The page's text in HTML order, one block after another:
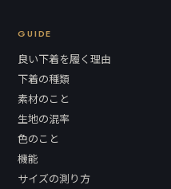
GUIDE
良い下着を履く理由
下着の種類
素材のこと
生地の混率
色のこと
機能
サイズの測り方